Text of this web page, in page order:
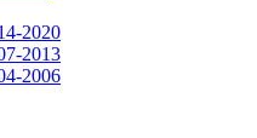
2020
2013
2006